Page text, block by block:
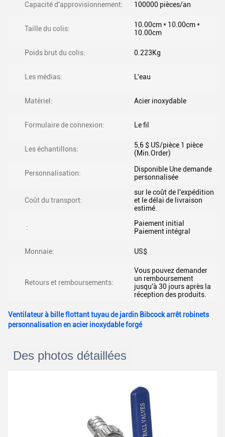
Capacité d'approvisionnement: 100000 pièces/an
Taille du colis:
10.00cm * 10.00cm *
10.00cm
Poids brut du colis: 0.223Kg
Les médias: L'eau
Matériel: Acier inoxydable
Formulaire de connexion: Le fil
Les échantillons:
5,6 $ US/pièce 1 pièce
(Min.Order)
Personnalisation:
Disponible Une demande
personnalisée
Coût du transport:
sur le coût de l'expédition
et le délai de livraison
estimé.
:
Paiement initial
Paiement intégral
Monnaie: US$
Retours et remboursements:
Vous pouvez demander
un remboursement
jusqu'à 30 jours après la
réception des produits.
Ventilateur à bille flottant tuyau de jardin Bibcock arrêt robinets
personnalisation en acier inoxydable forgé
Des photos détaillées